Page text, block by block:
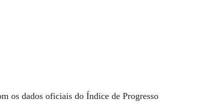
os dados oficiais do Índice de Progresso